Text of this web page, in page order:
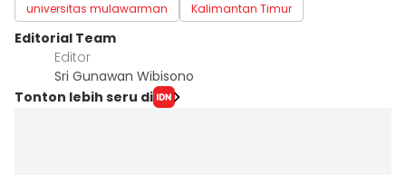
universitas mulawarman Kalimantan Timur
Editorial Team
Editor
Sri Gunawan Wibisono
Tonton lebih seru di